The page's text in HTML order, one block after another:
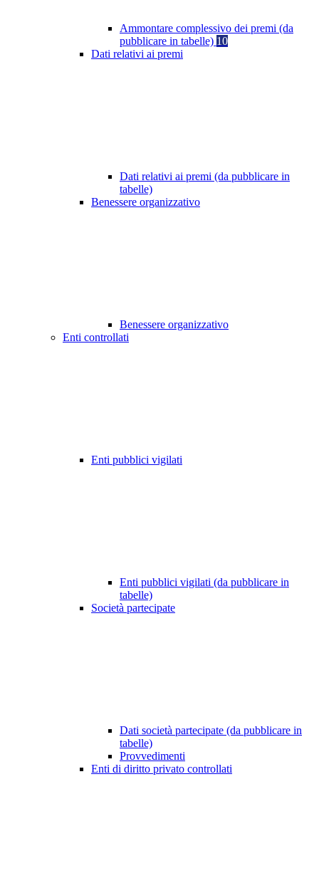
Ammontare complessivo dei premi (da
pubblicare in tabelle) 10
Dati relativi ai premi
Dati relativi ai premi (da pubblicare in
tabelle)
Benessere organizzativo
Benessere organizzativo
Enti controllati
Enti pubblici vigilati
Enti pubblici vigilati (da pubblicare in
tabelle)
Società partecipate
Dati società partecipate (da pubblicare in
tabelle)
Provvedimenti
Enti di diritto privato controllati